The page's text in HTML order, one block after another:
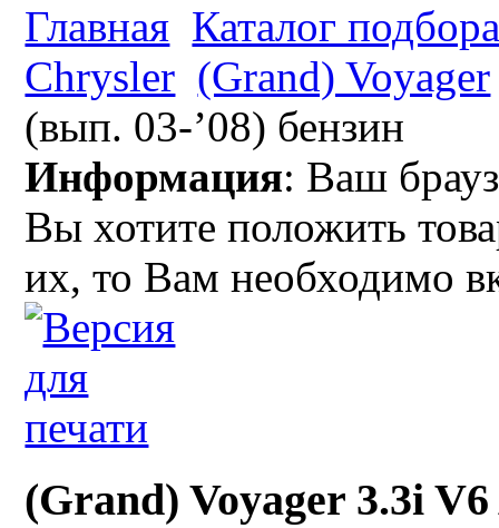
Главная Каталог
Chrysler (Grand) Voyager
(вып. 03-’08) бензин
Информация: Ваш
Вы хотите положить
их, то Вам необходимо
(Grand) Voyager 3.3i